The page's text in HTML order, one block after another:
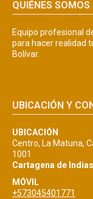
QUIÉNES SOMOS
Equipo profesional
para hacer realidad
Bolívar.
UBICACIÓN Y
UBICACIÓN
Centro, La Matuna,
1001
Cartagena de
MÓVIL
+573045401771